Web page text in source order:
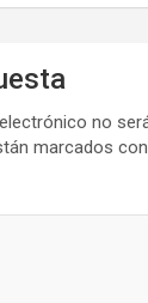
no
marcados con